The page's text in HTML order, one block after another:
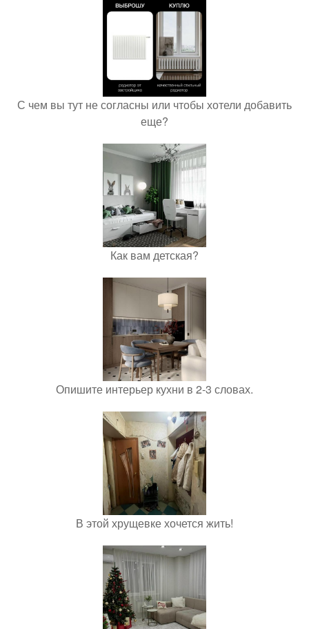
С чем вы тут не согласны или чтобы хотели добавить
еще?
Как вам детская?
Опишите интерьер кухни в 2-3 словах.
В этой хрущевке хочется жить!